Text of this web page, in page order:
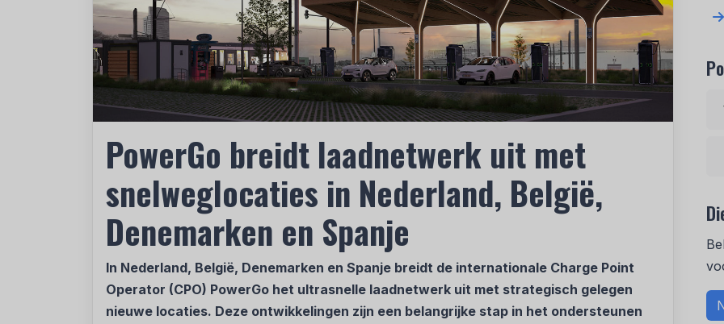
PowerGo breidt laadnetwerk uit met
snelweglocaties in Nederland, België,
Denemarken en Spanje
In Nederland, België, Denemarken en Spanje breidt de internationale Charge Point
Operator (CPO) PowerGo het ultrasnelle laadnetwerk uit met strategisch gelegen
nieuwe locaties. Deze ontwikkelingen zijn een belangrijke stap in het ondersteunen